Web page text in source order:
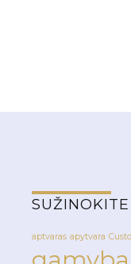
aptvaras apytvara